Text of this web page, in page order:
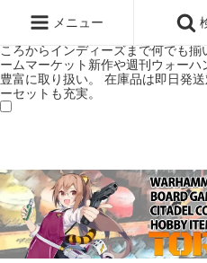
ミアムショップTORAYAMA。通販
ハンマーとボードゲームのことな
ころからインディーズまで何でも
ームマーケット新作や週刊ウォー
豊富に取り扱い。 在庫品は即日発
ーセットも充実。
メニュー